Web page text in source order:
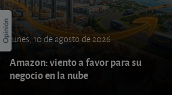
lunes, 10 de agosto de 2026
Amazon: viento a favor para su
negocio en la nube